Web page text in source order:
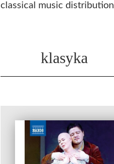
classical music distribution
klasyka